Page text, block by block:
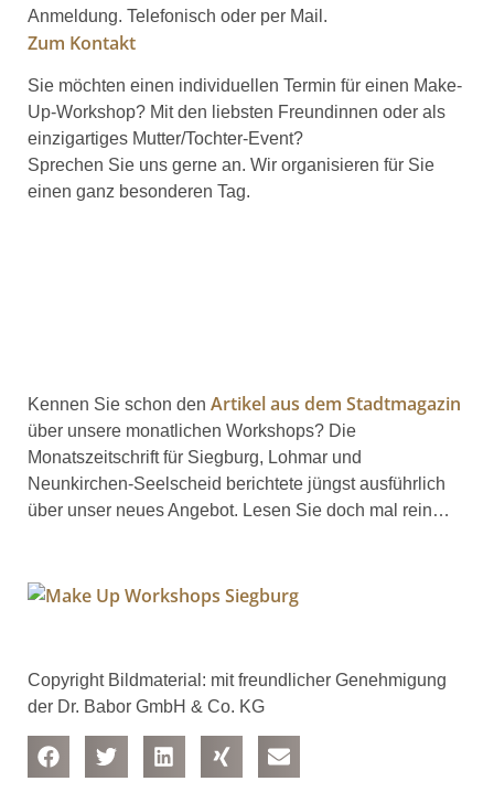
Anmeldung. Telefonisch oder per Mail.
Zum Kontakt
Sie möchten einen individuellen Termin für einen Make-
Up-Workshop? Mit den liebsten Freundinnen oder als
einzigartiges Mutter/Tochter-Event?
Sprechen Sie uns gerne an. Wir organisieren für Sie
einen ganz besonderen Tag.
Kennen Sie schon den Artikel aus dem Stadtmagazin
über unsere monatlichen Workshops? Die
Monatszeitschrift für Siegburg, Lohmar und
Neunkirchen-Seelscheid berichtete jüngst ausführlich
über unser neues Angebot. Lesen Sie doch mal rein…
Copyright Bildmaterial: mit freundlicher Genehmigung
der Dr. Babor GmbH & Co. KG